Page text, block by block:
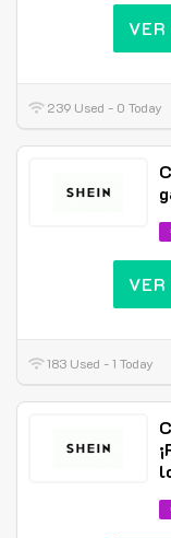
VER
239 Used - 0 Today
VER
183 Used - 1 Today